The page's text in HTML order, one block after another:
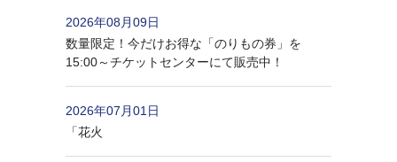
2026年08月09日
数量限定！今だけお得な「のりもの券」を
15:00～チケットセンターにて販売中！
2026年07月01日
「花火